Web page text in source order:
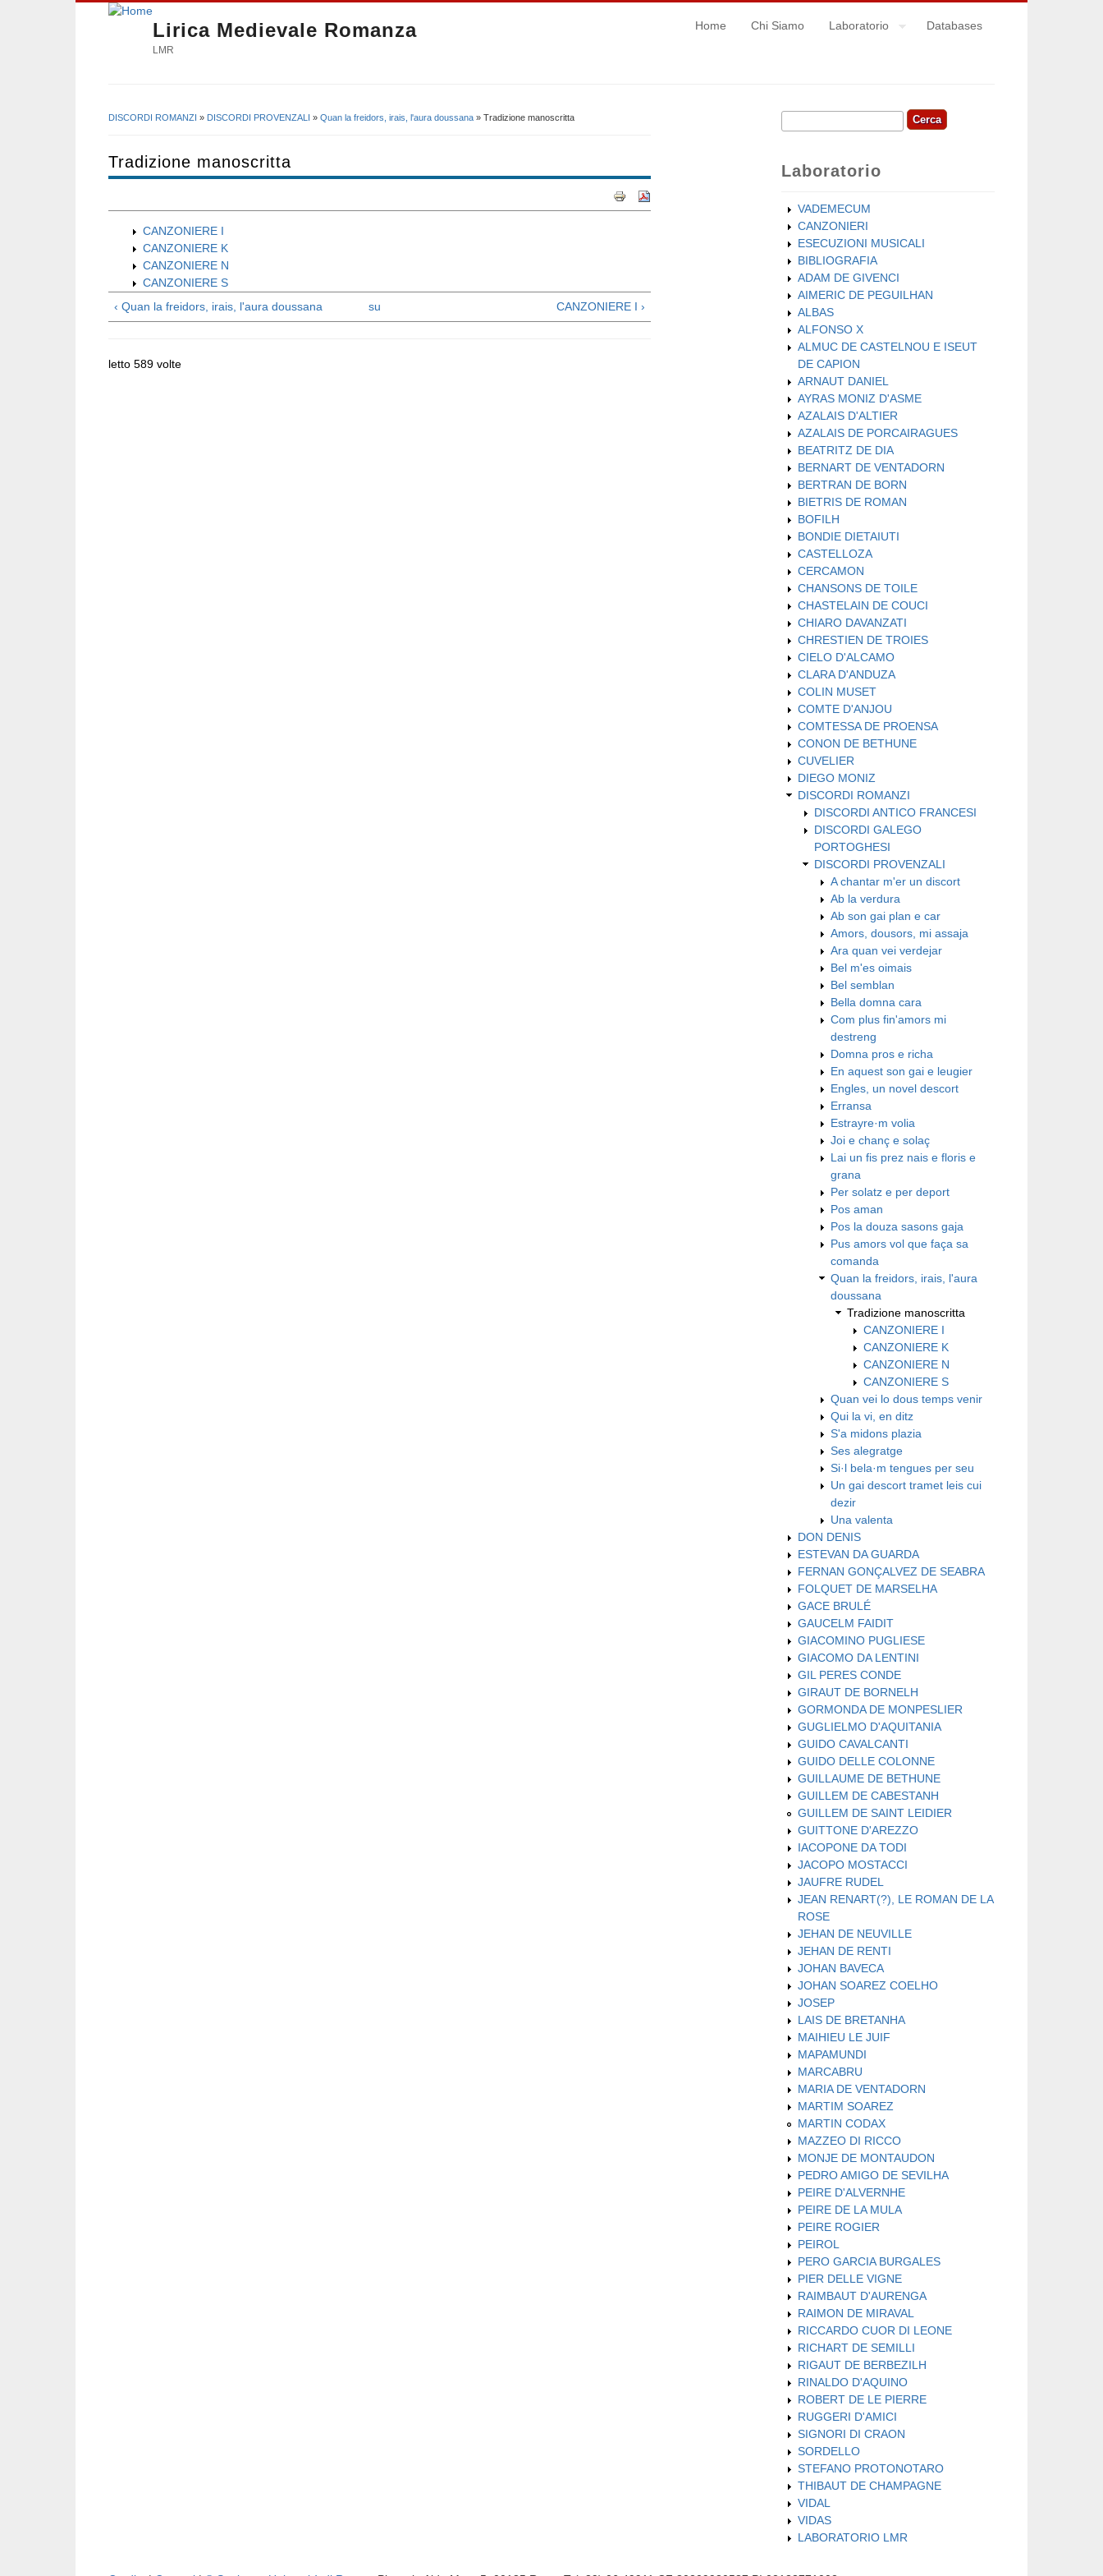
Lirica Medievale Romanza
LMR
Home Chi Siamo Laboratorio Databases
DISCORDI ROMANZI » DISCORDI PROVENZALI » Quan la freidors, irais, l'aura doussana » Tradizione manoscritta
Tradizione manoscritta
CANZONIERE I
CANZONIERE K
CANZONIERE N
CANZONIERE S
‹ Quan la freidors, irais, l'aura doussana
su CANZONIERE I ›
letto 589 volte
Form di ricerca
Cerca
Laboratorio
VADEMECUM
CANZONIERI
ESECUZIONI MUSICALI
BIBLIOGRAFIA
ADAM DE GIVENCI
AIMERIC DE PEGUILHAN
ALBAS
ALFONSO X
ALMUC DE CASTELNOU E ISEUT
DE CAPION
ARNAUT DANIEL
AYRAS MONIZ D'ASME
AZALAIS D'ALTIER
AZALAIS DE PORCAIRAGUES
BEATRITZ DE DIA
BERNART DE VENTADORN
BERTRAN DE BORN
BIETRIS DE ROMAN
BOFILH
BONDIE DIETAIUTI
CASTELLOZA
CERCAMON
CHANSONS DE TOILE
CHASTELAIN DE COUCI
CHIARO DAVANZATI
CHRESTIEN DE TROIES
CIELO D'ALCAMO
CLARA D'ANDUZA
COLIN MUSET
COMTE D'ANJOU
COMTESSA DE PROENSA
CONON DE BETHUNE
CUVELIER
DIEGO MONIZ
DISCORDI ROMANZI
DISCORDI ANTICO FRANCESI
DISCORDI GALEGO
PORTOGHESI
DISCORDI PROVENZALI
A chantar m'er un discort
Ab la verdura
Ab son gai plan e car
Amors, dousors, mi assaja
Ara quan vei verdejar
Bel m'es oimais
Bel semblan
Bella domna cara
Com plus fin'amors mi
destreng
Domna pros e richa
En aquest son gai e leugier
Engles, un novel descort
Erransa
Estrayre·m volia
Joi e chanç e solaç
Lai un fis prez nais e floris e
grana
Per solatz e per deport
Pos aman
Pos la douza sasons gaja
Pus amors vol que faça sa
comanda
Quan la freidors, irais, l'aura
doussana
Tradizione manoscritta
CANZONIERE I
CANZONIERE K
CANZONIERE N
CANZONIERE S
Quan vei lo dous temps venir
Qui la vi, en ditz
S'a midons plazia
Ses alegratge
Si·l bela·m tengues per seu
Un gai descort tramet leis cui
dezir
Una valenta
DON DENIS
ESTEVAN DA GUARDA
FERNAN GONÇALVEZ DE SEABRA
FOLQUET DE MARSELHA
GACE BRULÉ
GAUCELM FAIDIT
GIACOMINO PUGLIESE
GIACOMO DA LENTINI
GIL PERES CONDE
GIRAUT DE BORNELH
GORMONDA DE MONPESLIER
GUGLIELMO D'AQUITANIA
GUIDO CAVALCANTI
GUIDO DELLE COLONNE
GUILLAUME DE BETHUNE
GUILLEM DE CABESTANH
GUILLEM DE SAINT LEIDIER
GUITTONE D'AREZZO
IACOPONE DA TODI
JACOPO MOSTACCI
JAUFRE RUDEL
JEAN RENART(?), LE ROMAN DE LA
ROSE
JEHAN DE NEUVILLE
JEHAN DE RENTI
JOHAN BAVECA
JOHAN SOAREZ COELHO
JOSEP
LAIS DE BRETANHA
MAIHIEU LE JUIF
MAPAMUNDI
MARCABRU
MARIA DE VENTADORN
MARTIM SOAREZ
MARTIN CODAX
MAZZEO DI RICCO
MONJE DE MONTAUDON
PEDRO AMIGO DE SEVILHA
PEIRE D'ALVERNHE
PEIRE DE LA MULA
PEIRE ROGIER
PEIROL
PERO GARCIA BURGALES
PIER DELLE VIGNE
RAIMBAUT D'AURENGA
RAIMON DE MIRAVAL
RICCARDO CUOR DI LEONE
RICHART DE SEMILLI
RIGAUT DE BERBEZILH
RINALDO D'AQUINO
ROBERT DE LE PIERRE
RUGGERI D'AMICI
SIGNORI DI CRAON
SORDELLO
STEFANO PROTONOTARO
THIBAUT DE CHAMPAGNE
VIDAL
VIDAS
LABORATORIO LMR